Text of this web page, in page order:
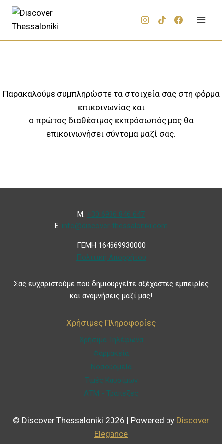
Παρακαλούμε συμπληρώστε τα στοιχεία σας στη φόρμα
επικοινωνίας και
ο πρώτος διαθέσιμος εκπρόσωπός μας θα
επικοινωνήσει σύντομα μαζί σας.
Μ. +30 6936 846 647
Ε. info@discover-thessaloniki.com
ΓΕΜΗ 164669930000
Πολιτική Απορρήτου
Σας ευχαριστούμε που δημιουργείτε αξέχαστες εμπειρίες
και αναμνήσεις μαζί μας!
Χρήσιμες Πληροφορίες
Χρήσιμα Τηλέφωνα
Φαρμακεία
Νοσοκομεία
Τιμές Καυσίμων
ΑΤΜ - Τράπεζες
© Discover Thessaloniki 2026 | Powered by Discover
Elegance